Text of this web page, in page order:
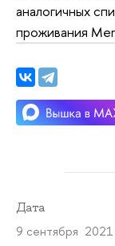
аналогичных
проживания
Дата
9 сентября 2021